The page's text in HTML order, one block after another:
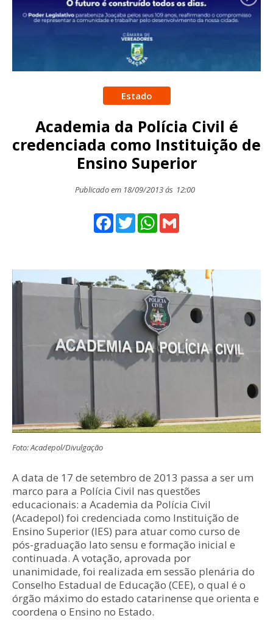
Estado
Academia da Polícia Civil é
credenciada como Instituição de
Ensino Superior
Publicado em 18/09/2013 ás 12:00
Facebook
TwitterWhatsApp
Foto: Acadepol/Divulgação
A data de 17 de setembro de 2013 passa a ser um
marco para a Polícia Civil nas questões
educacionais: a Academia da Polícia Civil
(Acadepol) foi credenciada como Instituição de
Ensino Superior (IES) para atuar como curso de
pós-graduação lato sensu e formação inicial e
continuada. A votação, aprovada por
unanimidade, foi realizada em sessão plenária do
Conselho Estadual de Educação (CEE), o qual é o
órgão máximo do estado catarinense que orienta e
coordena o Ensino no Estado.